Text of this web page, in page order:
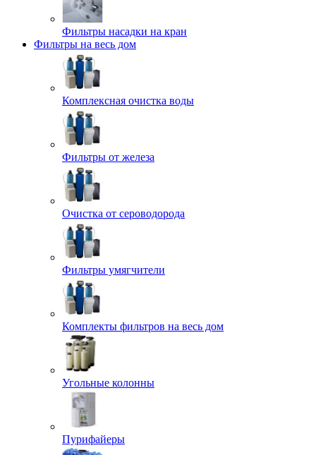
Фильтры насадки на кран
Фильтры на весь дом
Комплексная очистка воды
Фильтры от железа
Очистка от сероводорода
Фильтры умягчители
Комплекты фильтров на весь дом
Угольные колонны
Пурифайеры